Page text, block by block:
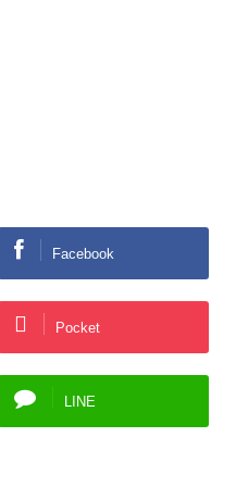
Facebook
Pocket
LINE